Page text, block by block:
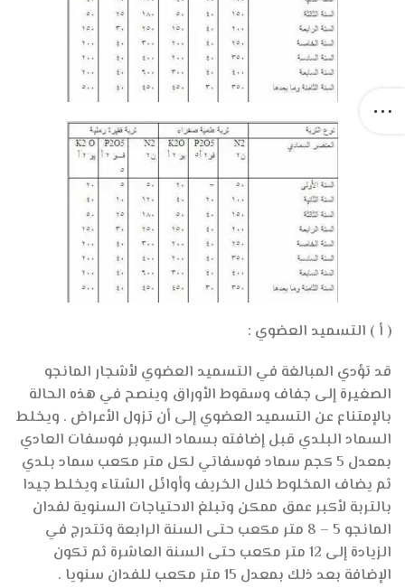
( أ ) التسميد العضوي :
قد تؤدي المبالغة في التسميد العضوي لأشجار المانجو
الصغيرة إلى جفاف وسقوط الأوراق وينصح في هذه الحالة
بالإمتناع عن التسميد العضوي إلى أن تزول الأعراض . ويخلط
السماد البلدي قبل إضافته بسماد السوبر فوسفات العادي
بمعدل 5 كجم سماد فوسفاتي لكل متر مكعب سماد بلدي
ثم يضاف المخلوط خلال الخريف وأوائل الشتاء ويخلط جيدا
بالتربة لأكبر عمق ممكن وتبلغ الاحتياجات السنوية لفدان
المانجو 5 – 8 متر مكعب حتى السنة الرابعة وتتدرج في
الزيادة إلى 12 متر مكعب حتى السنة العاشرة ثم تكون
الإضافة بعد ذلك بمعدل 15 متر مكعب للفدان سنويا .